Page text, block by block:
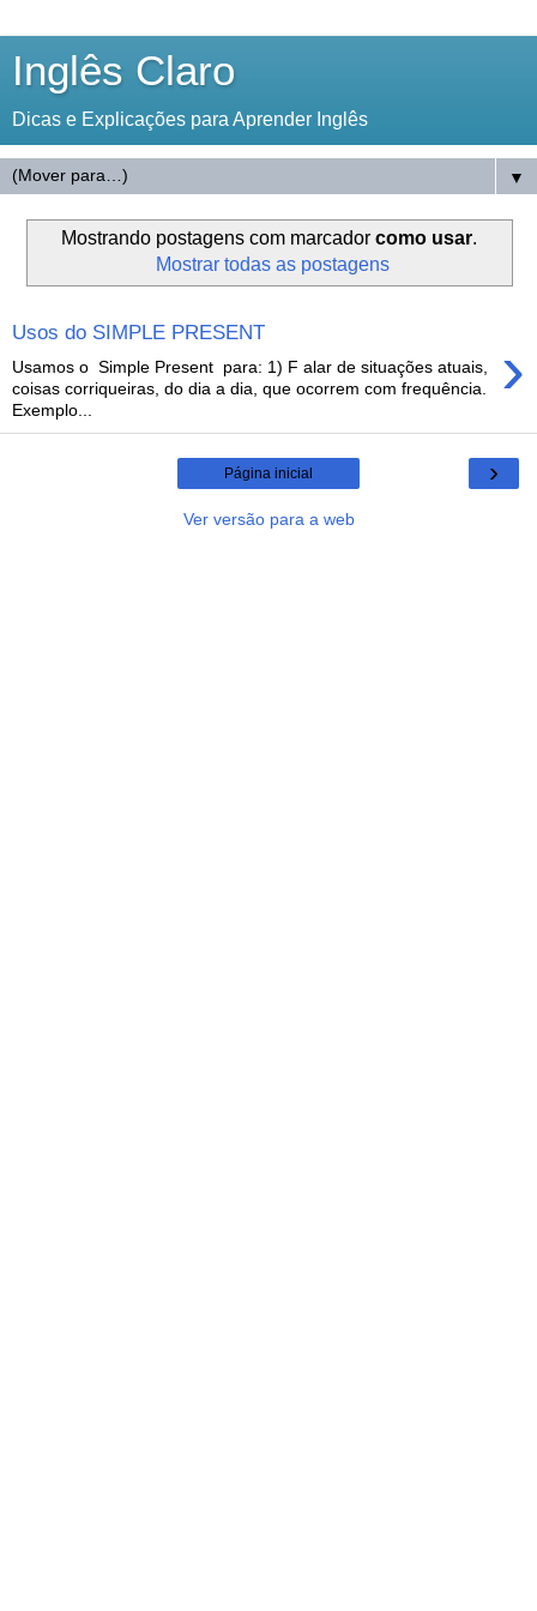
Inglês Claro
Dicas e Explicações para Aprender Inglês
▼
Mostrando postagens com marcador como usar.
Mostrar todas as postagens
Usos do SIMPLE PRESENT ›
Usamos o Simple Present para: 1) F alar de situações atuais,
coisas corriqueiras, do dia a dia, que ocorrem com frequência.
Exemplo...
›
Página inicial
Ver versão para a web